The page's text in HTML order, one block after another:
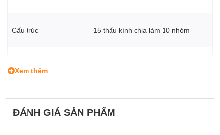
Cấu trúc 15 thấu kính chia làm 10 nhóm
Khoảng cách lấy nét
Độ phóng đại 1:9.4 (WIDE) / 1:5.1 (TELE)
Xem thêm
ĐÁNH GIÁ SẢN PHẨM